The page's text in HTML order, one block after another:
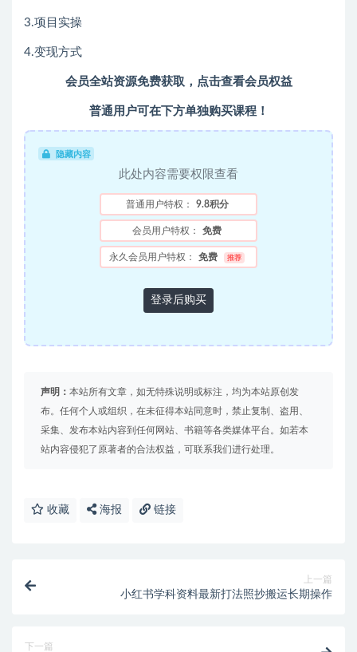
3.项目实操
4.变现方式
会员全站资源免费获取，点击查看会员权益
普通用户可在下方单独购买课程！
隐藏内容
此处内容需要权限查看
普通用户特权： 9.8积分
会员用户特权： 免费
永久会员用户特权： 免费 推荐
登录后购买
声明： 本站所有文章，如无特殊说明或标注，均为本站原创发
布。任何个人或组织，在未征得本站同意时，禁止复制、盗用、
采集、发布本站内容到任何网站、书籍等各类媒体平台。如若本
站内容侵犯了原著者的合法权益，可联系我们进行处理。
收藏 海报 链接
上一篇
小红书学科资料最新打法照抄搬运长期操作
下一篇